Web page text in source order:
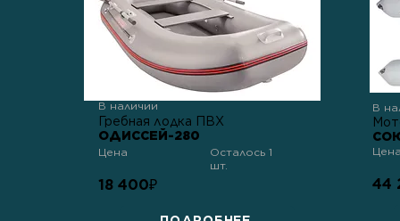
В наличии
Гребная лодка ПВХ
ОДИССЕЙ-280
Цена
Осталось 1
шт.
18 400₽
В
Цена
44